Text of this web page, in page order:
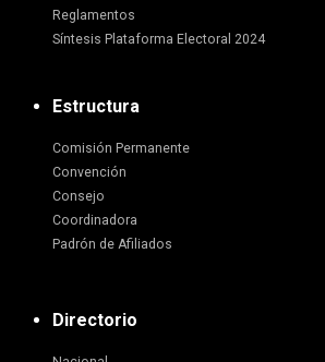
Reglamentos
Síntesis Plataforma Electoral 2024
Estructura
Comisión Permanente
Convención
Consejo
Coordinadora
Padrón de Afiliados
Directorio